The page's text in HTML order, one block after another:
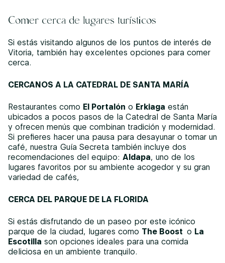
Comer cerca de lugares turísticos
Si estás visitando algunos de los puntos de interés de
Vitoria, también hay excelentes opciones para comer
cerca.
CERCANOS A LA CATEDRAL DE SANTA MARÍA
Restaurantes como El Portalón o Erkiaga están
ubicados a pocos pasos de la Catedral de Santa María
y ofrecen menús que combinan tradición y modernidad.
Si prefieres hacer una pausa para desayunar o tomar un
café, nuestra Guía Secreta también incluye dos
recomendaciones del equipo: Aldapa, uno de los
lugares favoritos por su ambiente acogedor y su gran
variedad de cafés,
CERCA DEL PARQUE DE LA FLORIDA
Si estás disfrutando de un paseo por este icónico
parque de la ciudad, lugares como The Boost o La
Escotilla son opciones ideales para una comida
deliciosa en un ambiente tranquilo.